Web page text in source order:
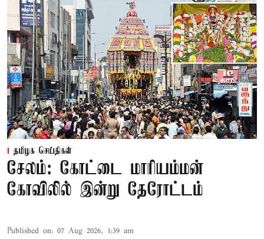
தமிழக செய்திகள்
சேலம்: கோட்டை மாரியம்மன்
கோவிலில் இன்று தேரோட்டம்
Published on: 07 Aug 2026, 1:39 am